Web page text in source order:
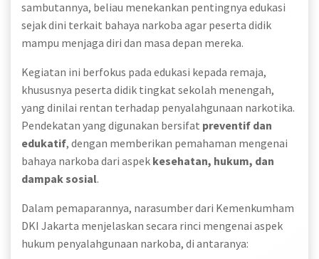
sambutannya, beliau menekankan pentingnya edukasi
sejak dini terkait bahaya narkoba agar peserta didik
mampu menjaga diri dan masa depan mereka.
Kegiatan ini berfokus pada edukasi kepada remaja,
khususnya peserta didik tingkat sekolah menengah,
yang dinilai rentan terhadap penyalahgunaan narkotika.
Pendekatan yang digunakan bersifat preventif dan
edukatif, dengan memberikan pemahaman mengenai
bahaya narkoba dari aspek kesehatan, hukum, dan
dampak sosial.
Dalam pemaparannya, narasumber dari Kemenkumham
DKI Jakarta menjelaskan secara rinci mengenai aspek
hukum penyalahgunaan narkoba, di antaranya: